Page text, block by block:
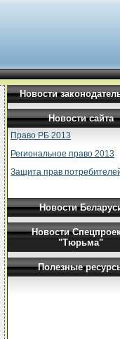
Новости
Новости сайта
Право РБ 2013
Региональное право 2013
Защита прав
Новости
Новости
"Тюрьма"
Полезные